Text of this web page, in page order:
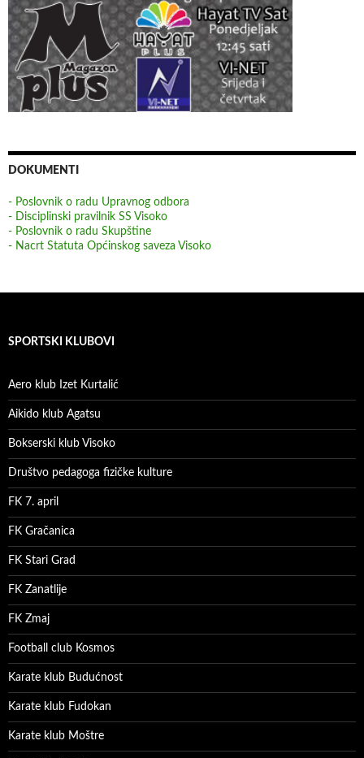
DOKUMENTI
- Poslovnik o radu Upravnog odbora
- Disciplinski pravilnik SS Visoko
- Poslovnik o radu Skupštine
- Nacrt Statuta Općinskog saveza Visoko
SPORTSKI KLUBOVI
Aero klub Izet Kurtalić
Aikido klub Agatsu
Bokserski klub Visoko
Društvo pedagoga fizičke kulture
FK 7. april
FK Gračanica
FK Stari Grad
FK Zanatlije
FK Zmaj
Football club Kosmos
Karate klub Budućnost
Karate klub Fudokan
Karate klub Moštre